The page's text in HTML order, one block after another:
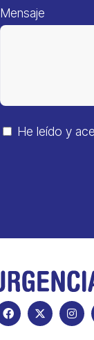
Mensaje
He leído y